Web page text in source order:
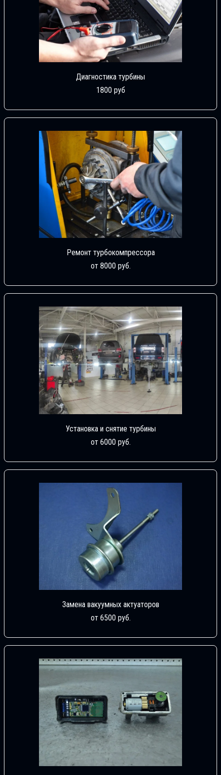
Диагностика турбины
1800 руб
Ремонт турбокомпрессора
от 8000 руб.
Установка и снятие турбины
от 6000 руб.
Замена вакуумных актуаторов
от 6500 руб.